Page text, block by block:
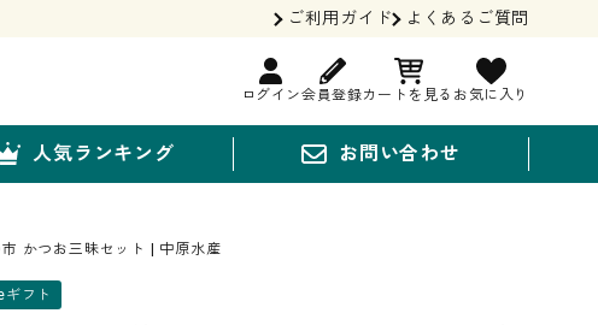
ご利用ガイド よくあるご質問
ログイン会員登録カートを見る お気に入り
人気ランキング お問い合わせ
かつお三昧セット | 中原水産
ギフト